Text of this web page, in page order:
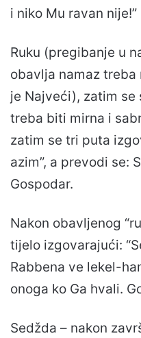
i niko Mu ravan nije!”
Ruku (pregibanje u
obavlja namaz treba
je Najveći), zatim se
treba biti mirna i
zatim se tri puta
azim”, a prevodi se:
Gospodar.
Nakon obavljenog
tijelo izgovarajući:
Rabbena ve lekel-
onoga ko Ga hvali.
Sedžda – nakon